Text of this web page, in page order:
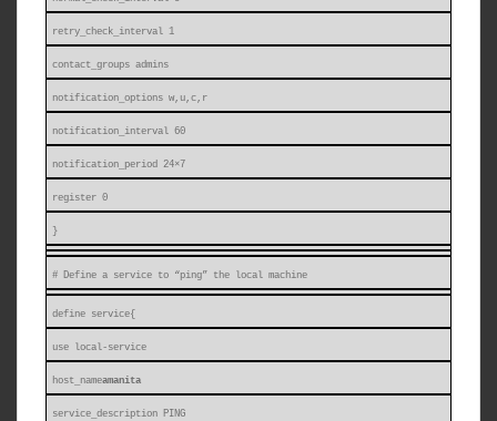
retry_check_interval 1
contact_groups admins
notification_options w,u,c,r
notification_interval 60
notification_period 24×7
register 0
}
# Define a service to “ping” the local machine
define service{
use local-service
host_nameamanita
service_description PING